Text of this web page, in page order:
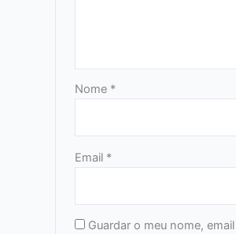
Nome *
Email *
Guardar o meu nome,